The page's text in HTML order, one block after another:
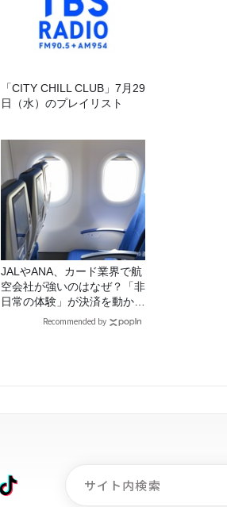
「CITY CHILL CLUB」7月29
日（水）のプレイリスト
JALやANA、カード業界で航
空会社が強いのはなぜ？「非
日常の体験」が決済を動かす
Recommended by